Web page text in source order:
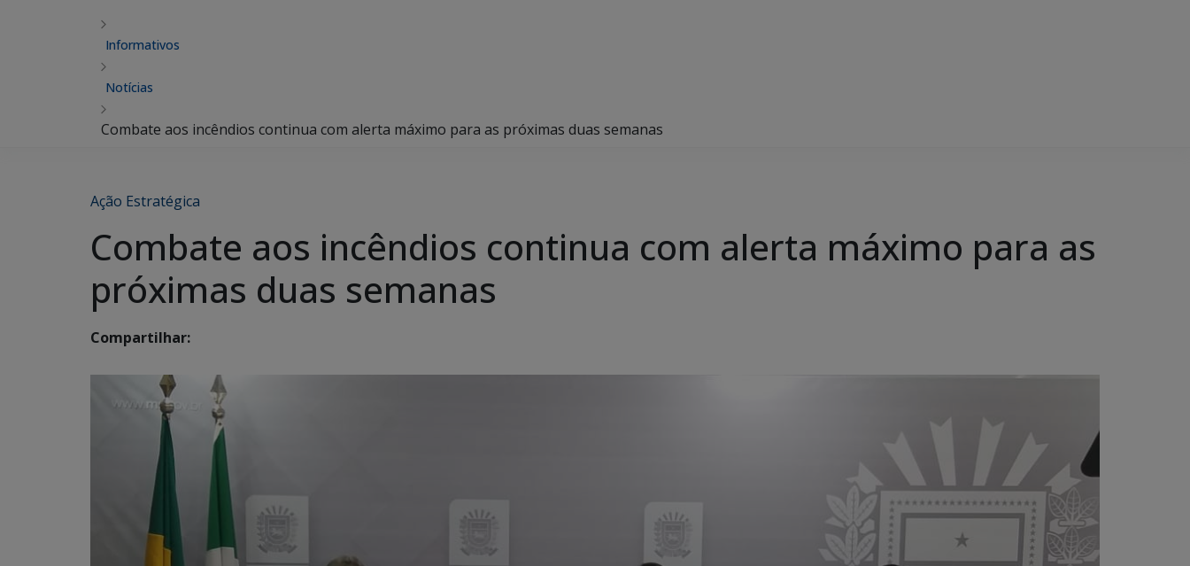
Informativos
Notícias
Combate aos incêndios continua com alerta máximo para as próximas duas semanas
Ação Estratégica
Combate aos incêndios continua com alerta máximo para as
próximas duas semanas
Compartilhar: